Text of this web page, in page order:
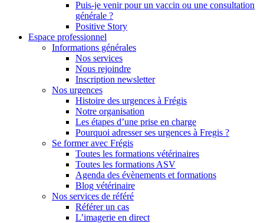
Puis-je venir pour un vaccin ou une consultation
générale ?
Positive Story
Espace professionnel
Informations générales
Nos services
Nous rejoindre
Inscription newsletter
Nos urgences
Histoire des urgences à Frégis
Notre organisation
Les étapes d’une prise en charge
Pourquoi adresser ses urgences à Fregis ?
Se former avec Frégis
Toutes les formations vétérinaires
Toutes les formations ASV
Agenda des évènements et formations
Blog vétérinaire
Nos services de référé
Référer un cas
L’imagerie en direct